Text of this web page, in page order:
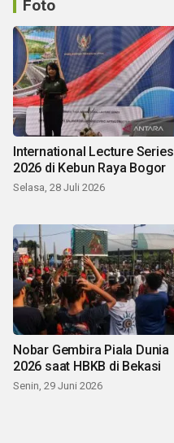
Foto
International Lecture Series
2026 di Kebun Raya Bogor
Selasa, 28 Juli 2026
Nobar Gembira Piala Dunia
2026 saat HBKB di Bekasi
Senin, 29 Juni 2026